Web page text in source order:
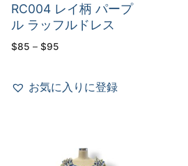
RC004 レイ柄 パープ
ル ラッフルドレス
$85 – $95
–
$95
お気に入りに登録